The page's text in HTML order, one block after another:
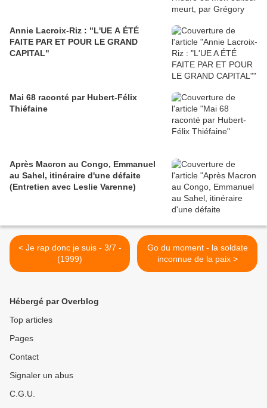
Annie Lacroix-Riz : "L'UE A ÉTÉ
FAITE PAR ET POUR LE GRAND
CAPITAL"
Mai 68 raconté par Hubert-Félix
Thiéfaine
Après Macron au Congo, Emmanuel
au Sahel, itinéraire d'une défaite
(Entretien avec Leslie Varenne)
< Je rap donc je suis - 3/7 -
(1999)
Go du moment - la soldate
inconnue de la paix >
Hébergé par Overblog
Top articles
Pages
Contact
Signaler un abus
C.G.U.